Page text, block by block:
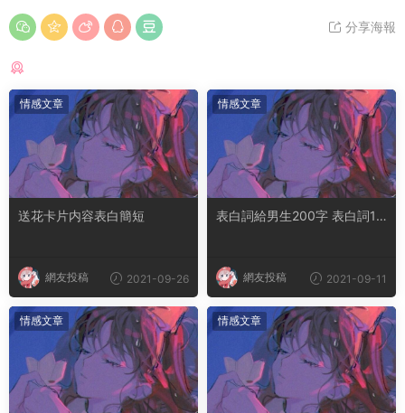
分享海報
情感文章
送花卡片内容表白簡短
網友投稿 2021-09-26
情感文章
表白詞給男生200字 表白詞10
網友投稿 2021-09-11
情感文章 情感文章